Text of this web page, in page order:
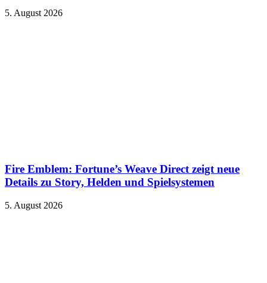
5. August 2026
Fire Emblem: Fortune’s Weave Direct zeigt neue
Details zu Story, Helden und Spielsystemen
5. August 2026